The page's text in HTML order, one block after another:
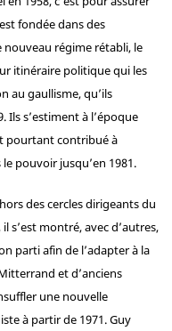
fondée dans des
régime rétabli, le
itinéraire politique qui les
au gaullisme, qu’ils
s’estiment à l’époque
pourtant contribué à
pouvoir jusqu’en 1981.
des cercles dirigeants du
s’est montré, avec d’autres,
parti afin de l’adapter à la
et d’anciens
une nouvelle
à partir de 1971. Guy